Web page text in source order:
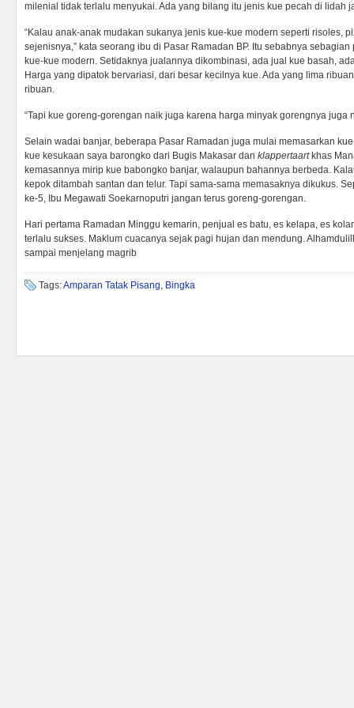
milenial tidak terlalu menyukai. Ada yang bilang itu jenis kue pecah di lidah
“Kalau anak-anak mudakan sukanya jenis kue-kue modern seperti risoles,
sejenisnya,” kata seorang ibu di Pasar Ramadan BP. Itu sebabnya
kue-kue modern. Setidaknya jualannya dikombinasi, ada jual kue basah,
Harga yang dipatok bervariasi, dari besar kecilnya kue. Ada yang lima
ribuan.
“Tapi kue goreng-gorengan naik juga karena harga minyak gorengnya juga
Selain wadai banjar, beberapa Pasar Ramadan juga mulai memasarkan
kue kesukaan saya barongko dari Bugis Makasar dan klappertaart khas
kemasannya mirip kue babongko banjar, walaupun bahannya berbeda.
kepok ditambah santan dan telur. Tapi sama-sama memasaknya dikukus.
ke-5, Ibu Megawati Soekarnoputri jangan terus goreng-gorengan.
Hari pertama Ramadan Minggu kemarin, penjual es batu, es kelapa, es
terlalu sukses. Maklum cuacanya sejak pagi hujan dan mendung.
sampai menjelang magrib
Tags:Amparan Tatak Pisang, Bingka